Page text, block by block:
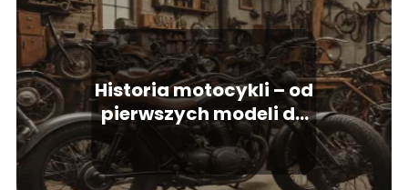
Historia motocykli – od
pierwszych modeli do
nowoczesnych maszyn